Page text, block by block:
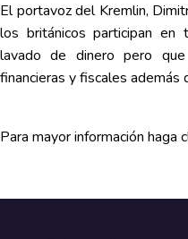
El portavoz del Kremlin,
los británicos participan en
lavado de dinero pero
financieras y fiscales además
Para mayor información haga